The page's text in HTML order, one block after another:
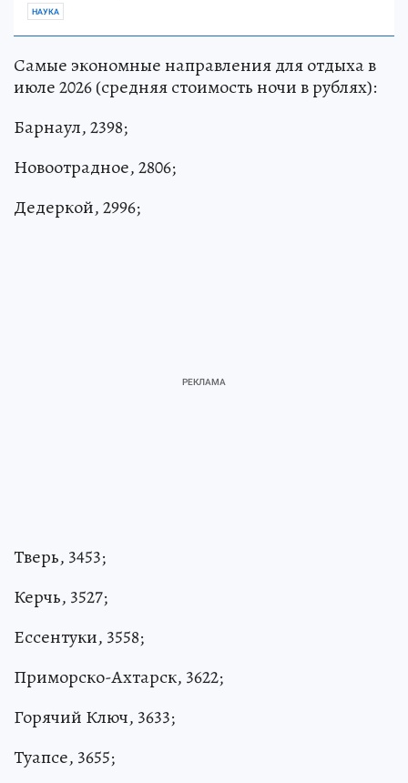
НАУКА
Самые экономные направления для отдыха в
июле 2026 (средняя стоимость ночи в рублях):
Барнаул, 2398;
Новоотрадное, 2806;
Дедеркой, 2996;
Тверь, 3453;
Керчь, 3527;
Ессентуки, 3558;
Приморско-Ахтарск, 3622;
Горячий Ключ, 3633;
Туапсе, 3655;